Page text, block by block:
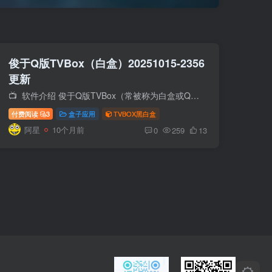
俊于Q版TVBox（白盒）20251015-2356
更新
📺 软件介绍 俊于Q版TVBox（常被称为白盒或Q版）是TVBox开源生态中的一个重要分支。它本身是一个空壳播放器，这意味着软件初次打开时并没有直接的影视内容，需要用户自行配置接口地址（也称为...
付费阅读 3 盒子应用 TVBOX黑白盒
阿星 10个月前 0 259 13